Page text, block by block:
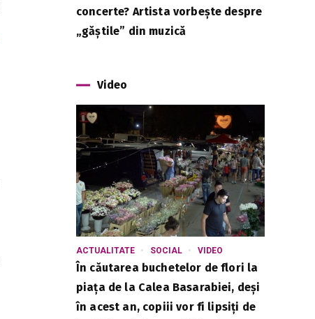
concerte? Artista vorbește despre
„găștile” din muzică
Video
ACTUALITATE SOCIAL VIDEO
În căutarea buchetelor de flori la
piața de la Calea Basarabiei, deși
în acest an, copiii vor fi lipsiți de